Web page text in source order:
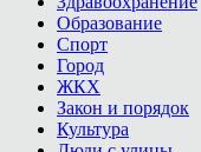
Образование
Спорт
Город
ЖКХ
Закон и порядок
Культура